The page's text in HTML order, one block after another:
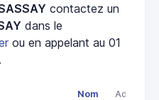
contactez un
dans le
ou en appelant au 01
Nom Adresse